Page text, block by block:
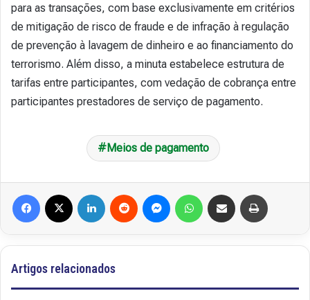
para as transações, com base exclusivamente em critérios
de mitigação de risco de fraude e de infração à regulação
de prevenção à lavagem de dinheiro e ao financiamento do
terrorismo. Além disso, a minuta estabelece estrutura de
tarifas entre participantes, com vedação de cobrança entre
participantes prestadores de serviço de pagamento.
Meios de pagamento
Artigos relacionados